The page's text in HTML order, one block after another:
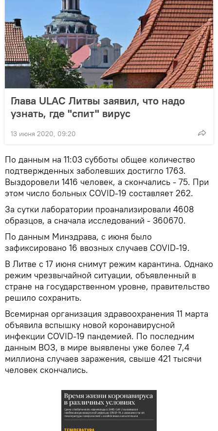
Глава ULAC Литвы заявил, что надо
узнать, где "спит" вирус
13 июня 2020, 09:20
По данным на 11:03 субботы общее количество
подтвержденных заболевших достигло 1763.
Выздоровели 1416 человек, а скончались - 75. При
этом число больных COVID-19 составляет 262.
За сутки лаборатории проанализировали 4608
образцов, а сначала исследований - 360670.
По данным Минздрава, с июня было
зафиксировано 16 ввозных случаев COVID-19.
В Литве с 17 июня снимут режим карантина. Однако
режим чрезвычайной ситуации, объявленный в
стране на государственном уровне, правительство
решило сохранить.
Всемирная организация здравоохранения 11 марта
объявила вспышку новой коронавирусной
инфекции COVID-19 пандемией. По последним
данным ВОЗ, в мире выявлены уже более 7,4
миллиона случаев заражения, свыше 421 тысячи
человек скончались.